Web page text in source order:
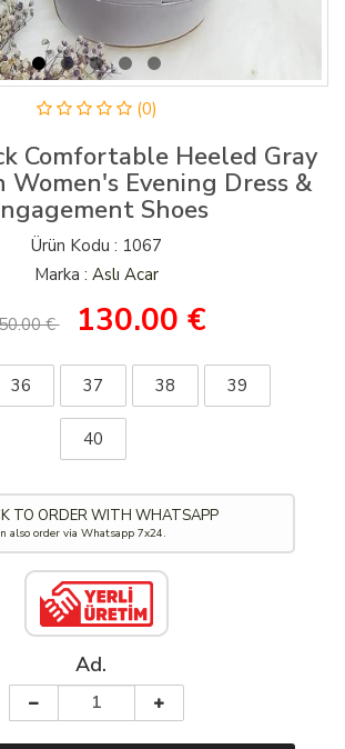
(0)
Comfortable Heeled Gray
Women's Evening Dress &
Shoes
Ürün Kodu : 1067
Marka : Aslı Acar
€ 130.00 €
36 37 38 39
40
TO ORDER WITH WHATSAPP
also order via Whatsapp 7x24.
Ad.